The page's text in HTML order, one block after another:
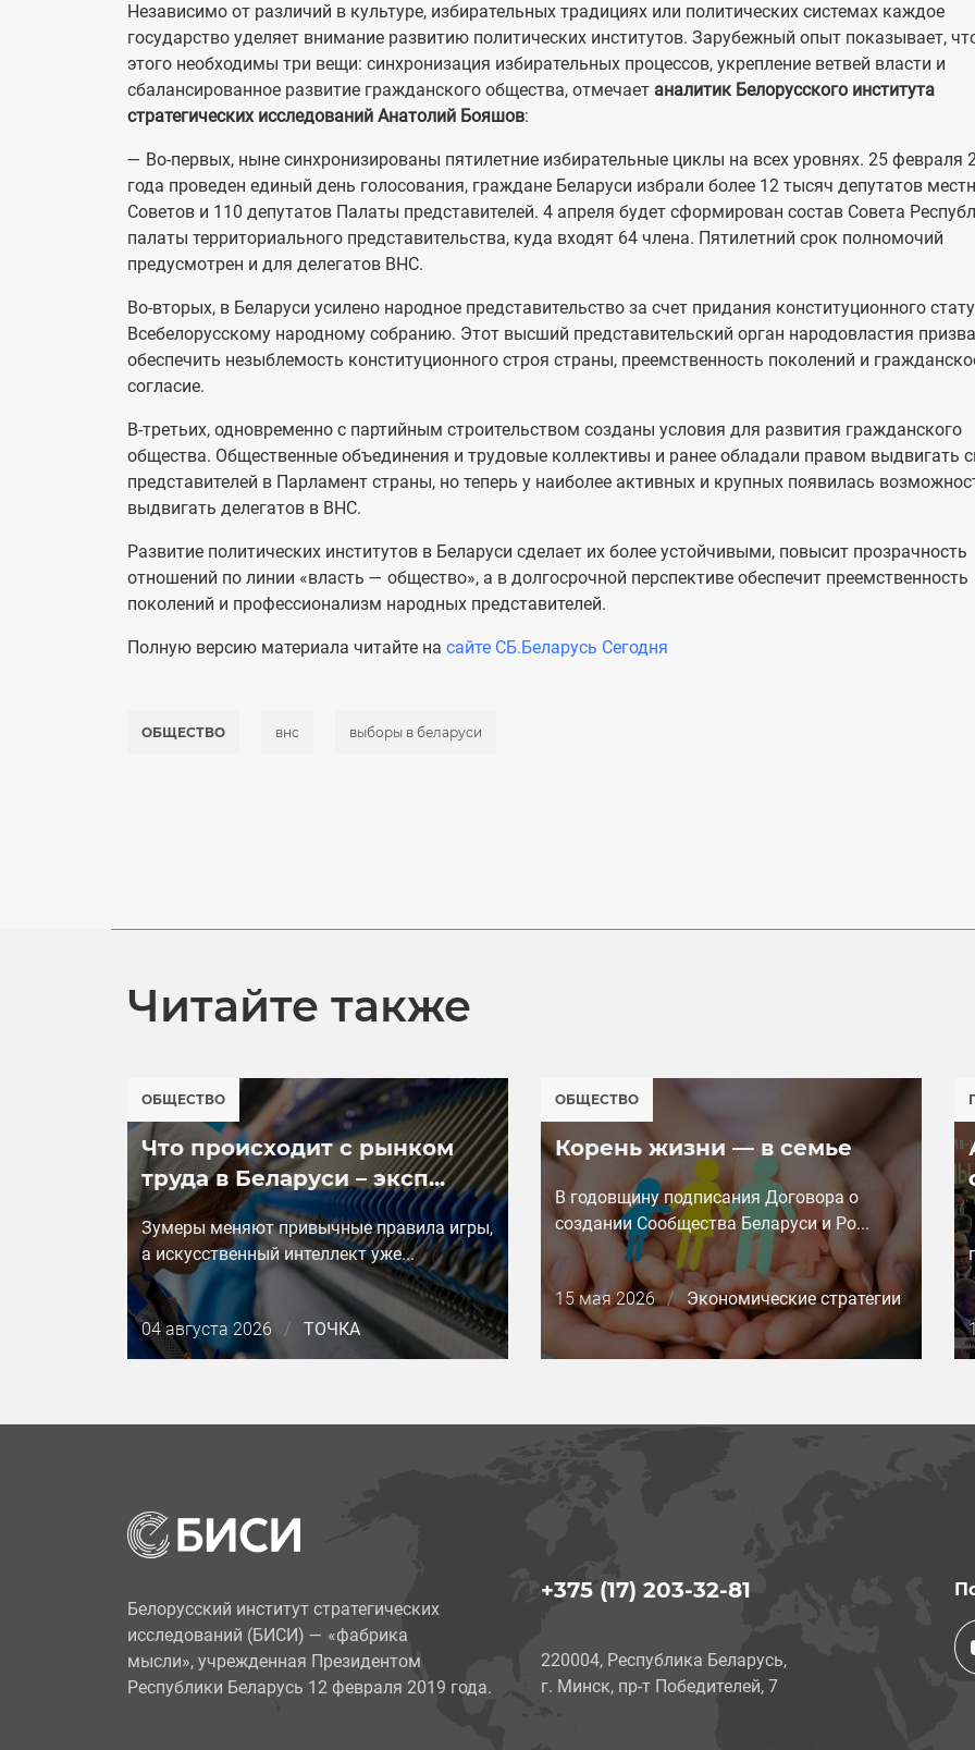
Независимо от различий в культуре, избирательных традициях или политических системах каждое
государство уделяет внимание развитию политических институтов. Зарубежный опыт показывает,
этого необходимы три вещи: синхронизация избирательных процессов, укрепление ветвей власти и
сбалансированное развитие гражданского общества, отмечает аналитик Белорусского института
стратегических исследований Анатолий Бояшов:
— Во-первых, ныне синхронизированы пятилетние избирательные циклы на всех уровнях. 25 февраля
года проведен единый день голосования, граждане Беларуси избрали более 12 тысяч депутатов
Советов и 110 депутатов Палаты представителей. 4 апреля будет сформирован состав Совета
палаты территориального представительства, куда входят 64 члена. Пятилетний срок полномочий
предусмотрен и для делегатов ВНС.
Во-вторых, в Беларуси усилено народное представительство за счет придания конституционного
Всебелорусскому народному собранию. Этот высший представительский орган народовластия
обеспечить незыблемость конституционного строя страны, преемственность поколений и
согласие.
В-третьих, одновременно с партийным строительством созданы условия для развития гражданского
общества. Общественные объединения и трудовые коллективы и ранее обладали правом выдвигать
представителей в Парламент страны, но теперь у наиболее активных и крупных появилась
выдвигать делегатов в ВНС.
Развитие политических институтов в Беларуси сделает их более устойчивыми, повысит прозрачность
отношений по линии «власть — общество», а в долгосрочной перспективе обеспечит преемственность
поколений и профессионализм народных представителей.
Полную версию материала читайте на сайте СБ.Беларусь Сегодня
ОБЩЕСТВО внс выборы в беларуси
Читайте также
ОБЩЕСТВО
Что происходит с рынком
труда в Беларуси – эксп...
Зумеры меняют привычные правила игры,
а искусственный интеллект уже...
Дата
публикации
04 августа 2026 / ТОЧКА
ОБЩЕСТВО
Корень жизни — в семье
В годовщину подписания Договора о
создании Cообщества Беларуси и Ро...
Дата
публикации
15 мая 2026 / Экономические стратегии
Белорусский институт стратегических
исследований (БИСИ) — «фабрика
мысли», учрежденная Президентом
Республики Беларусь 12 февраля 2019 года.
+375 (17) 203-32-81
220004, Республика Беларусь,
г. Минск, пр-т Победителей, 7